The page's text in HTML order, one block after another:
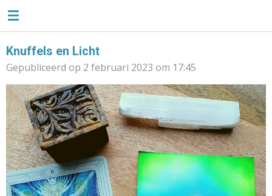
Ga
de
hoofdinhoud
Knuffels en Licht
Gepubliceerd op 2 februari 2023 om 17:45